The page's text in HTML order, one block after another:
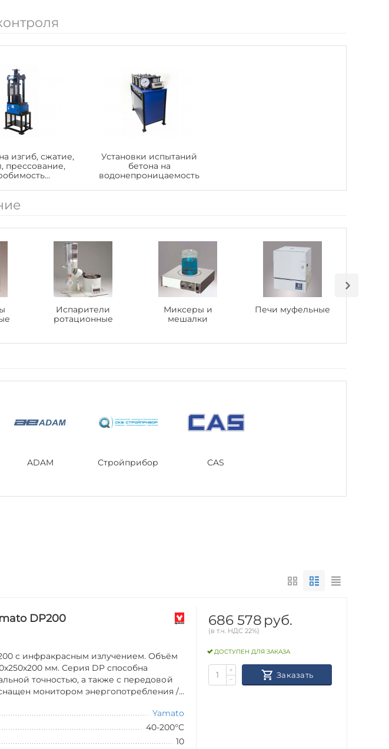
изгиб, сжатие,
прессование,
Установки испытаний
бетона на
водонепроницаемость
Испарители
ротационные
Миксеры и
мешалки
Печи муфельные
ADAM Стройприбор CAS
DP200
с инфракрасным излучением. Объём
мм. Серия DP способна
точностью, а также с передовой
монитором энергопотребления /...
Yamato
40-200°C
10
686 578 руб.
(в т.ч. НДС 22%)
ДОСТУПЕН ДЛЯ ЗАКАЗА
+
−
Заказать